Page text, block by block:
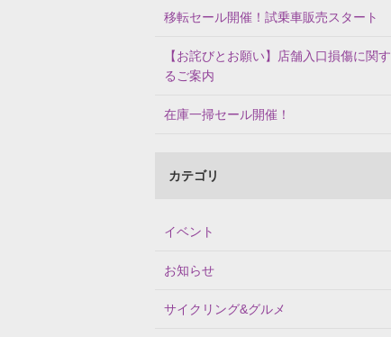
移転セール開催！試乗車販売スタート
【お詫びとお願い】店舗入口損傷に関す
るご案内
在庫一掃セール開催！
カテゴリ
イベント
お知らせ
サイクリング&グルメ